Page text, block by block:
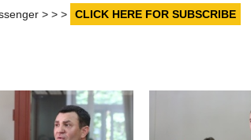
> > > CLICK HERE FOR SUBSCRIBE